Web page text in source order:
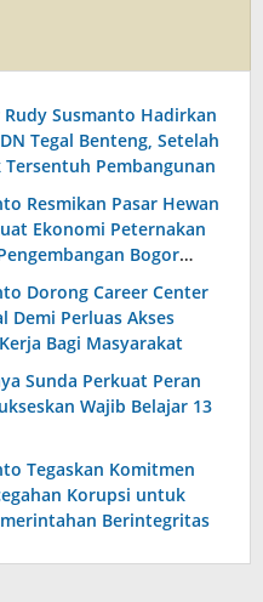
Susmanto Hadirkan
Tegal Benteng, Setelah
Tersentuh Pembangunan
Resmikan Pasar Hewan
Ekonomi Peternakan
Bogor
Dorong Career Center
Demi Perluas Akses
Bagi Masyarakat
Sunda Perkuat Peran
Wajib Belajar 13
Tegaskan Komitmen
Korupsi untuk
Berintegritas